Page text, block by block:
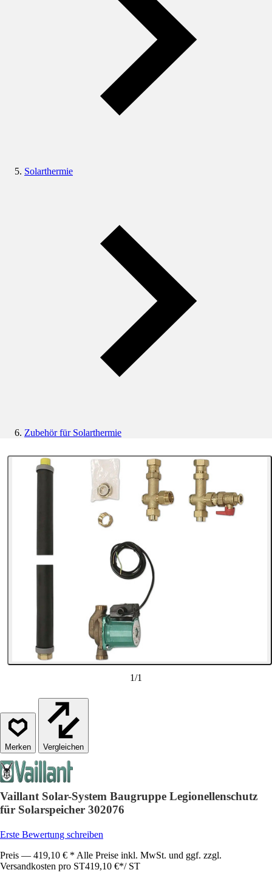
Solarthermie
Zubehör für Solarthermie
1/1
Vergleichen
Vaillant Solar-System Baugruppe Legionellenschutz
für Solarspeicher 302076
Erste Bewertung schreiben
Preis — 419,10 € * Alle Preise inkl. MwSt. und ggf. zzgl.
Versandkosten pro ST419,10 €*/ ST